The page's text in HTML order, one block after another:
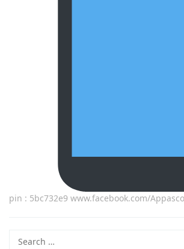
pin : 5bc732e9 www.facebook.com/